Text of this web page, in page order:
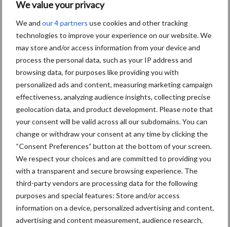
We value your privacy
We and our 4 partners use cookies and other tracking
technologies to improve your experience on our website. We
may store and/or access information from your device and
process the personal data, such as your IP address and
browsing data, for purposes like providing you with
personalized ads and content, measuring marketing campaign
effectiveness, analyzing audience insights, collecting precise
geolocation data, and product development. Please note that
your consent will be valid across all our subdomains. You can
change or withdraw your consent at any time by clicking the
“Consent Preferences” button at the bottom of your screen.
We respect your choices and are committed to providing you
with a transparent and secure browsing experience. The
third-party vendors are processing data for the following
purposes and special features: Store and/or access
information on a device, personalized advertising and content,
advertising and content measurement, audience research,
persoonsgegevens: grip op
Hervorming flexibele
arbeidscontracten kent
mitsen en maren
Thema's Vakpartners
Coronavirus UVC